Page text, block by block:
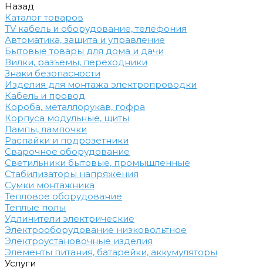
Назад
Каталог товаров
TV кабель и оборудование, телефония
Автоматика, защита и управление
Бытовые товары для дома и дачи
Вилки, разъемы, переходники
Знаки безопасности
Изделия для монтажа электропроводки
Кабель и провод
Короба, металлорукав, гофра
Корпуса модульные, щиты
Лампы, лампочки
Распайки и подрозетники
Сварочное оборудование
Светильники бытовые, промышленные
Стабилизаторы напряжения
Сумки монтажника
Тепловое оборудование
Теплые полы
Удлинители электрические
Электрооборудование низковольтное
Электроустановочные изделия
Элементы питания, батарейки, аккумуляторы
Услуги